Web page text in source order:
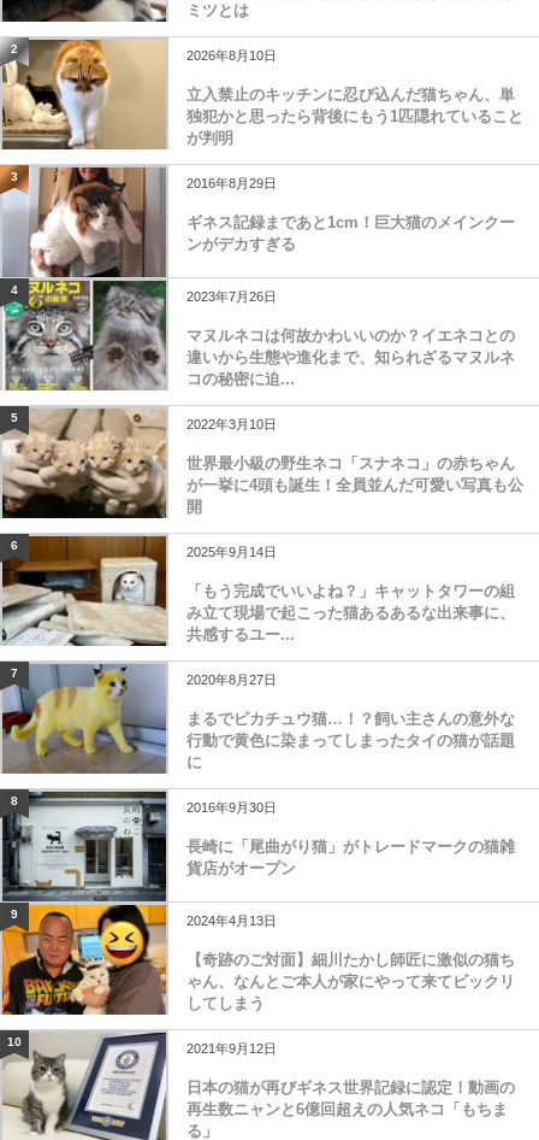
ミツとは
2 2026年8月10日
立入禁止のキッチンに忍び込んだ猫ちゃん、単
独犯かと思ったら背後にもう1匹隠れていること
が判明
3 2016年8月29日
ギネス記録まであと1cm！巨大猫のメインクー
ンがデカすぎる
4 2023年7月26日
マヌルネコは何故かわいいのか？イエネコとの
違いから生態や進化まで、知られざるマヌルネ
コの秘密に迫...
5 2022年3月10日
世界最小級の野生ネコ「スナネコ」の赤ちゃん
が一挙に4頭も誕生！全員並んだ可愛い写真も公
開
6 2025年9月14日
「もう完成でいいよね？」キャットタワーの組
み立て現場で起こった猫あるあるな出来事に、
共感するユー...
7 2020年8月27日
まるでピカチュウ猫…！？飼い主さんの意外な
行動で黄色に染まってしまったタイの猫が話題
に
8 2016年9月30日
長崎に「尾曲がり猫」がトレードマークの猫雑
貨店がオープン
9 2024年4月13日
【奇跡のご対面】細川たかし師匠に激似の猫ち
ゃん、なんとご本人が家にやって来てビックリ
してしまう
10 2021年9月12日
日本の猫が再びギネス世界記録に認定！動画の
再生数ニャンと6億回超えの人気ネコ「もちま
る」